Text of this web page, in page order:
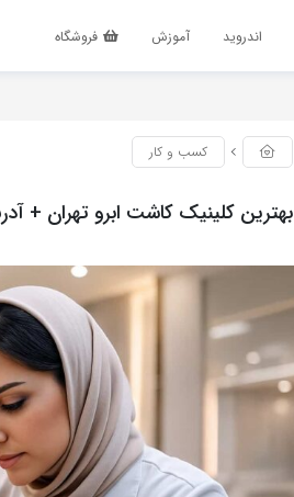
اندروید آموزش فروشگاه
کسب و کار
بهترین کلینیک کاشت ابرو تهران +